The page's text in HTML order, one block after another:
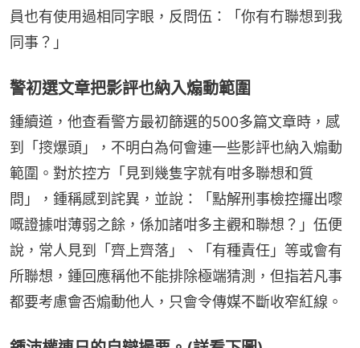
員也有使用過相同字眼，反問伍：「你有冇聯想到我
同事？」
警初選文章把影評也納入煽動範圍
鍾續道，他查看警方最初篩選的500多篇文章時，感
到「𢲷爆頭」，不明白為何會連一些影評也納入煽動
範圍。對於控方「見到幾隻字就有咁多聯想和質
問」，鍾稱感到詫異，並說：「點解刑事檢控攞出嚟
嘅證據咁薄弱之餘，係加諸咁多主觀和聯想？」伍便
說，常人見到「齊上齊落」、「有種責任」等或會有
所聯想，鍾回應稱他不能排除極端猜測，但指若凡事
都要考慮會否煽動他人，只會令傳媒不斷收窄紅線。